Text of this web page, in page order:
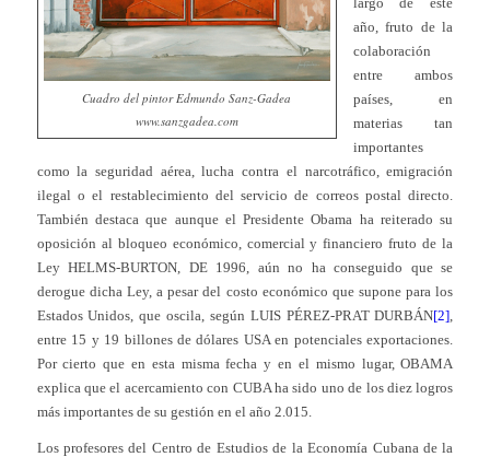
Cuadro del pintor Edmundo Sanz-Gadea
www.sanzgadea.com
año, fruto de la
colaboración
entre ambos
países, en
materias tan
importantes
como la seguridad aérea, lucha contra el narcotráfico, emigración
ilegal o el restablecimiento del servicio de correos postal directo.
También destaca que aunque el Presidente Obama ha reiterado su
oposición al bloqueo económico, comercial y financiero fruto de la
Ley HELMS-BURTON, DE 1996, aún no ha conseguido que se
derogue dicha Ley, a pesar del costo económico que supone para los
Estados Unidos, que oscila, según LUIS PÉREZ-PRAT DURBÁN[2]
entre 15 y 19 billones de dólares USA en potenciales exportaciones.
Por cierto que en esta misma fecha y en el mismo lugar, OBAMA
explica que el acercamiento con CUBA ha sido uno de los diez logros
más importantes de su gestión en el año 2.015.
Los profesores del Centro de Estudios de la Economía Cubana de la